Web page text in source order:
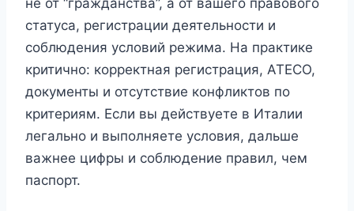
не от “гражданства”, а от вашего правового
статуса, регистрации деятельности и
соблюдения условий режима. На практике
критично: корректная регистрация, ATECO,
документы и отсутствие конфликтов по
критериям. Если вы действуете в Италии
легально и выполняете условия, дальше
важнее цифры и соблюдение правил, чем
паспорт.